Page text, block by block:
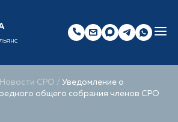
Новости СРО / Уведомление о
общего собрания членов СРО